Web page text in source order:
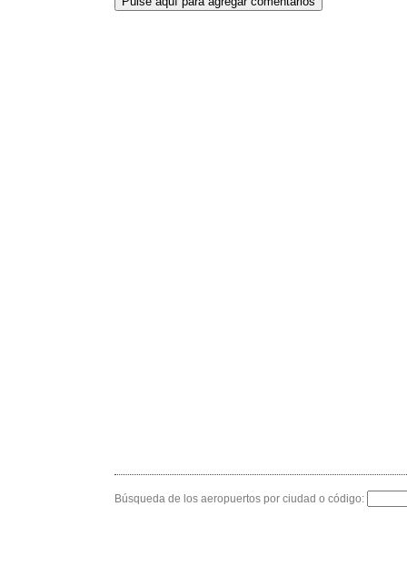
Búsqueda de los aeropuertos por ciudad o código: